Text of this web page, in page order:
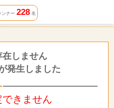
ンナー 228名
しません
発生しました
きません